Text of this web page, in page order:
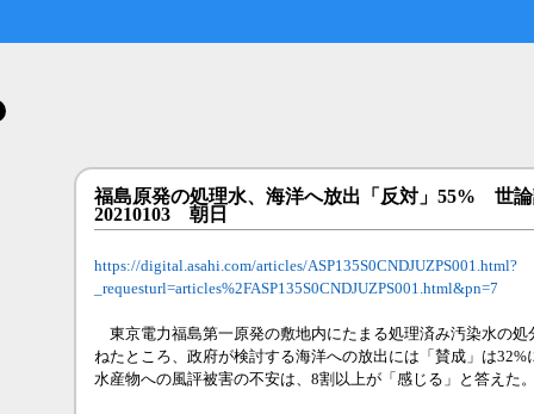
福島原発の処理水、海洋へ放出「反対」55%
20210103 朝日
https://digital.asahi.com/articles/ASP135S0CNDJUZPS001.html?
_requesturl=articles%2FASP135S0CNDJUZPS001.html&pn=7
東京電力福島第一原発の敷地内にたまる処理済み汚染水の
ねたところ、政府が検討する海洋への放出には「賛成」は
水産物への風評被害の不安は、8割以上が「感じる」と答えた。